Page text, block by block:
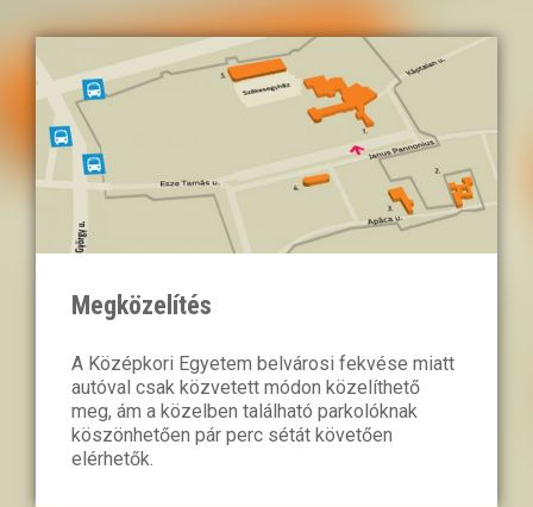
Megközelítés
A Középkori Egyetem belvárosi fekvése miatt
autóval csak közvetett módon közelíthető
meg, ám a közelben található parkolóknak
köszönhetően pár perc sétát követően
elérhetők.